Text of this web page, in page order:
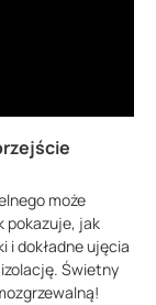
może
pokazuje, jak
i dokładne ujęcia
Świetny